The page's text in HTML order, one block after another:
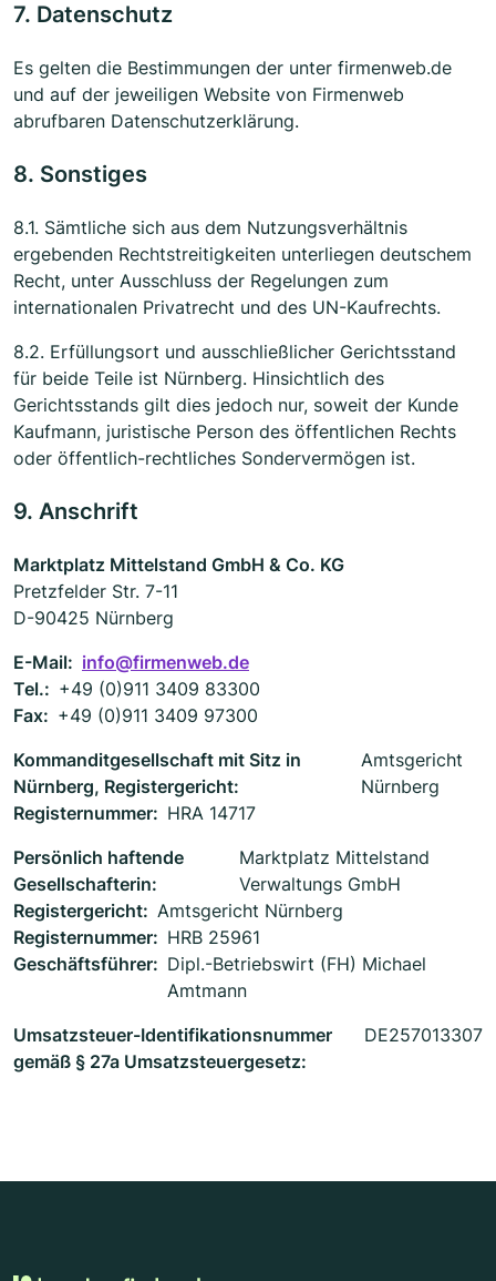
7. Datenschutz
Es gelten die Bestimmungen der unter firmenweb.de
und auf der jeweiligen Website von Firmenweb
abrufbaren Datenschutzerklärung.
8. Sonstiges
8.1. Sämtliche sich aus dem Nutzungsverhältnis
ergebenden Rechtstreitigkeiten unterliegen deutschem
Recht, unter Ausschluss der Regelungen zum
internationalen Privatrecht und des UN-Kaufrechts.
8.2. Erfüllungsort und ausschließlicher Gerichtsstand
für beide Teile ist Nürnberg. Hinsichtlich des
Gerichtsstands gilt dies jedoch nur, soweit der Kunde
Kaufmann, juristische Person des öffentlichen Rechts
oder öffentlich-rechtliches Sondervermögen ist.
9. Anschrift
Marktplatz Mittelstand GmbH & Co. KG
Pretzfelder Str. 7-11
D-90425 Nürnberg
E-Mail: info@firmenweb.de
Tel.: +49 (0)911 3409 83300
Fax: +49 (0)911 3409 97300
Kommanditgesellschaft mit Sitz in
Nürnberg, Registergericht:
Amtsgericht
Nürnberg
Registernummer: HRA 14717
Persönlich haftende
Gesellschafterin:
Marktplatz Mittelstand
Verwaltungs GmbH
Registergericht: Amtsgericht Nürnberg
Registernummer: HRB 25961
Geschäftsführer: Dipl.-Betriebswirt (FH) Michael
Amtmann
Umsatzsteuer-Identifikationsnummer
gemäß § 27a Umsatzsteuergesetz:
DE257013307